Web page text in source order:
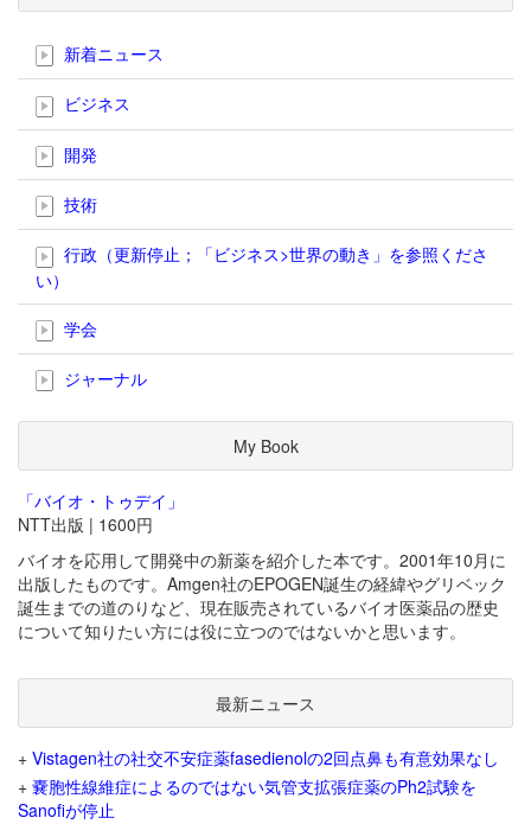
新着ニュース
ビジネス
開発
技術
行政（更新停止；「ビジネス>世界の動き」を参照くださ
い）
学会
ジャーナル
My Book
「バイオ・トゥデイ」
NTT出版 | 1600円
バイオを応用して開発中の新薬を紹介した本です。2001年10月に
出版したものです。Amgen社のEPOGEN誕生の経緯やグリベック
誕生までの道のりなど、現在販売されているバイオ医薬品の歴史
について知りたい方には役に立つのではないかと思います。
最新ニュース
+ Vistagen社の社交不安症薬fasedienolの2回点鼻も有意効果なし
+ 嚢胞性線維症によるのではない気管支拡張症薬のPh2試験を
Sanofiが停止